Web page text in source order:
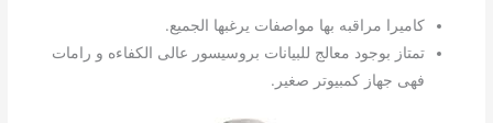
كاميرا مراقبه بها مواصفات يرغبها الجميع.
تمتاز بوجود معالج للبيانات بروسيسور عالى الكفاءه و رامات
فهى جهاز كمبيوتر صغير.